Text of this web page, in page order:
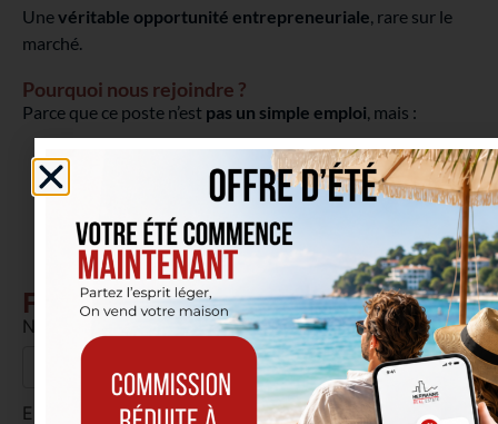
Unevéritable opportunité entrepreneuriale, rare sur le
marché.
Pourquoi nous rejoindre ?
Parce que ce poste n’est pas un simple emploi, mais :
un projet de vie professionnelle,
une
aventure entrepreneuriale accompagnée,
l’opportunité de
,
durable et reconnu.
Formulaire pour postuler
Nom *
Email *